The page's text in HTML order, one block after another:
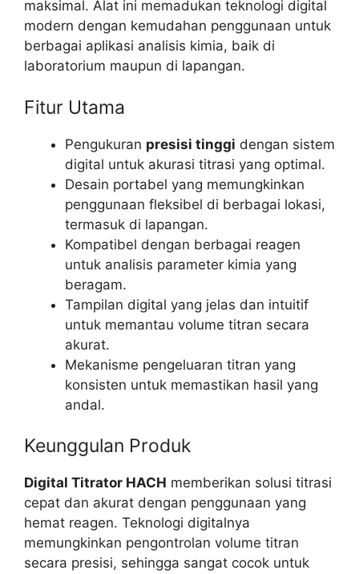
maksimal. Alat ini memadukan teknologi digital
modern dengan kemudahan penggunaan untuk
berbagai aplikasi analisis kimia, baik di
laboratorium maupun di lapangan.
Fitur Utama
Pengukuran presisi tinggi dengan sistem
digital untuk akurasi titrasi yang optimal.
Desain portabel yang memungkinkan
penggunaan fleksibel di berbagai lokasi,
termasuk di lapangan.
Kompatibel dengan berbagai reagen
untuk analisis parameter kimia yang
beragam.
Tampilan digital yang jelas dan intuitif
untuk memantau volume titran secara
akurat.
Mekanisme pengeluaran titran yang
konsisten untuk memastikan hasil yang
andal.
Keunggulan Produk
Digital Titrator HACH memberikan solusi titrasi
cepat dan akurat dengan penggunaan yang
hemat reagen. Teknologi digitalnya
memungkinkan pengontrolan volume titran
secara presisi, sehingga sangat cocok untuk